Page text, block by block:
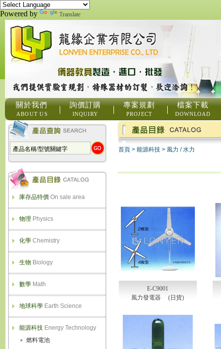
Powered by Translate
關於我們
ABOUT US
詢價訂購
INQUIRY
專案規劃
PROJECT
檔案下載
DOWNLOAD
庫存品特價 On sale area
物理 Physics
化學 Chemistry
生物 Biology
數學 Math
地球科學 Earth Science
能源科技 Energy Technology
燃料電池
首頁 > 能源科技 > 風力 / 水力
E-C9001
風力發電器 (日貨)